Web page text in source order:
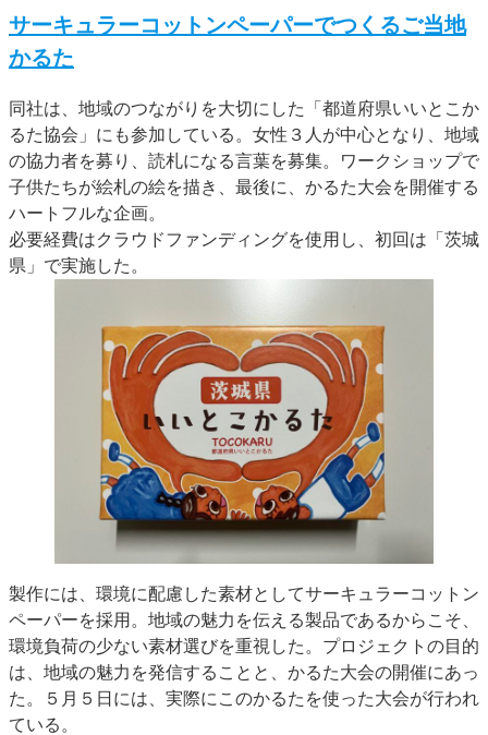
サーキュラーコットンペーパーでつくるご当地
かるた
同社は、地域のつながりを大切にした「都道府県いいとこか
るた協会」にも参加している。女性３人が中心となり、地域
の協力者を募り、読札になる言葉を募集。ワークショップで
子供たちが絵札の絵を描き、最後に、かるた大会を開催する
ハートフルな企画。
必要経費はクラウドファンディングを使用し、初回は「茨城
県」で実施した。
製作には、環境に配慮した素材としてサーキュラーコットン
ペーパーを採用。地域の魅力を伝える製品であるからこそ、
環境負荷の少ない素材選びを重視した。プロジェクトの目的
は、地域の魅力を発信することと、かるた大会の開催にあっ
た。５月５日には、実際にこのかるたを使った大会が行われ
ている。